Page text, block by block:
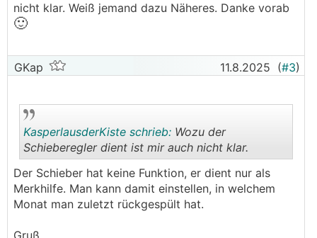
nicht klar. Weiß jemand dazu Näheres. Danke vorab
🙂
GKap 11.8.2025 (#3)
..
KasperlausderKiste schrieb: Wozu der
Schieberegler dient ist mir auch nicht klar.
Der Schieber hat keine Funktion, er dient nur als
Merkhilfe. Man kann damit einstellen, in welchem
Monat man zuletzt rückgespült hat.
Gruß